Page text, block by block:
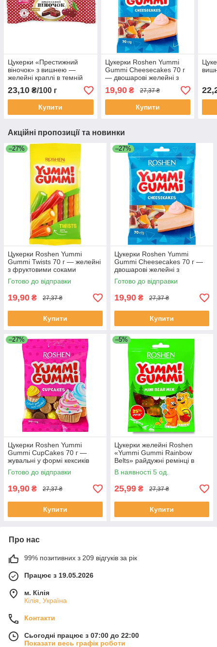
Цукерки «Престижний
віночок» з вишнею —
желейні краплі в темній
глазурі, вагові 100 г
23,10 ₴/100 г
Купити
Цукерки Roshen Yummi
Gummi Cheesecakes 70 г
— двошарові желейні з
вершковим смаком
чізкейку
19,90₴ 27,37 ₴
Купити
Акційні пропозиції та новинки
–27%
Цукерки Roshen Yummi
Gummi Twists 70 г — желейні
з фруктовими соками
Готово до відправки
19,90 ₴ 27,37 ₴
Купити
–27%
Цукерки Roshen Yummi
Gummi Cheesecakes 70 г —
двошарові желейні з
вершковим смаком чізкейку
Готово до відправки
19,90 ₴ 27,37 ₴
Купити
–27%
Цукерки Roshen Yummi
Gummi CupCakes 70 г —
жувальні у формі кексиків
Готово до відправки
19,90 ₴ 27,37 ₴
Купити
–5%
Цукерки желейні Roshen
«Yummi Gummi Rainbow
Belts» райдужні ремінці в
цукрі, 70 г
В наявності 5 од.
25,99 ₴ 27,37 ₴
Купити
Про нас
99% позитивних з 209 відгуків за рік
Працює з 19.05.2026
м. Кілія
Кілія, Україна
Контакти
Сьогодні працює з 07:00 до 22:00
Показати весь графік роботи